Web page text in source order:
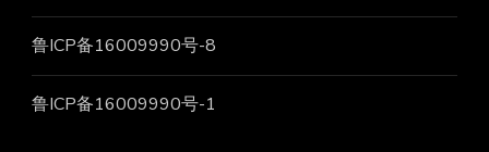
鲁ICP备16009990号-8
鲁ICP备16009990号-1